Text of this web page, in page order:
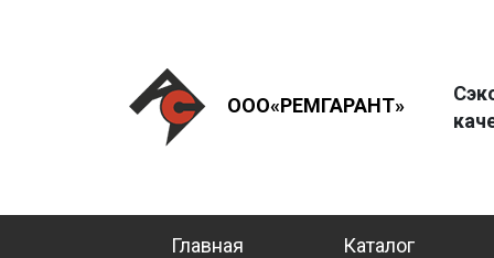
ООО«РЕМГАРАНТ»
Главная Каталог